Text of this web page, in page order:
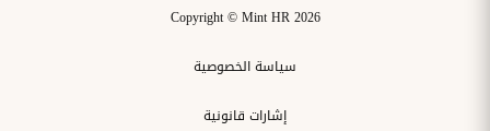
Copyright © Mint HR 2026
سياسة الخصوصية
إشارات قانونية